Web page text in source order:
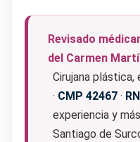
Revisado
del Carmen
Cirujana
· CMP 42467·
experiencia y
Santiago de